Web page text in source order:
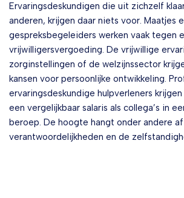
Ervaringsdeskundigen die uit zichzelf
anderen, krijgen daar niets voor. Maatjes
gespreksbegeleiders werken vaak tegen
vrijwilligersvergoeding. De vrijwillige
zorginstellingen of de welzijnssector
kansen voor persoonlijke ontwikkeling.
ervaringsdeskundige hulpverleners
een vergelijkbaar salaris als collega’s in
beroep. De hoogte hangt onder andere
verantwoordelijkheden en de